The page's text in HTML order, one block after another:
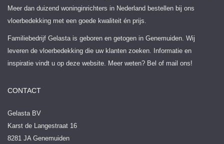
Meer dan duizend woninginrichters in Nederland bestellen bij ons
vloerbedekking met een goede kwaliteit én prijs.
Familiebedrijf Gelasta is geboren en getogen in Genemuiden. Wij
leveren de vloerbedekking die uw klanten zoeken. Informatie en
inspiratie vindt u op deze website. Meer weten? Bel of mail ons!
CONTACT
Gelasta BV
Karst de Langestraat 16
8281 JA Genemuiden